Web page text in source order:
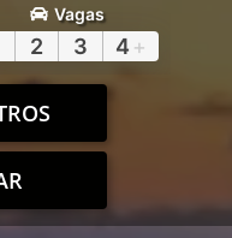
Vagas
2 3 4 +